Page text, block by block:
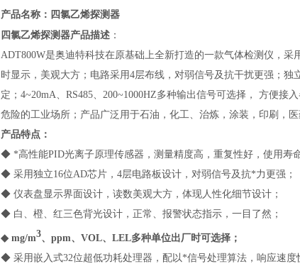
产品名称： 四氯乙烯探测器
四氯乙烯探测器产品描述 ：
ADT800W是奥迪特科技在原基础上全新打造的一款气体检测仪，
时显示，美观大方；电路采用4层布线，对弱信号及抗干扰更强；
定；4~20mA、RS485、200~1000HZ多种输出信号可选择， 方便
危险的工业场所；产品广泛用于石油，化工、治炼，涂装，印刷，医
产品特点：
◆ *高性能PID光离子原理传感器，测量精度高，重复性好，使用寿
◆ 采用独立16位AD芯片，4层电路板设计，对弱信号及抗*力更强；
◆ 仪表盘显示界面设计，读数美观大方，体现人性化细节设计；
◆ 白、橙、红三色背光设计，正常、报警状态指示，一目了然；
◆ mg/m3、ppm、VOL、LEL多种单位出厂时可选择；
◆ 采用嵌入式32位超低功耗处理器，配以*信号处理算法，响应速度